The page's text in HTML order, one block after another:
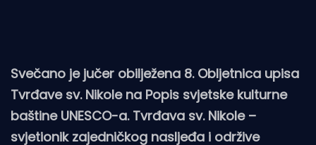
Svečano je jučer obilježena 8. Obljetnica upisa
Tvrđave sv. Nikole na Popis svjetske kulturne
baštine UNESCO-a. Tvrđava sv. Nikole –
svjetionik zajedničkog nasljeđa i održive